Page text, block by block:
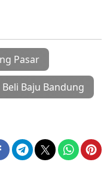
Pasar
Baju Bandung